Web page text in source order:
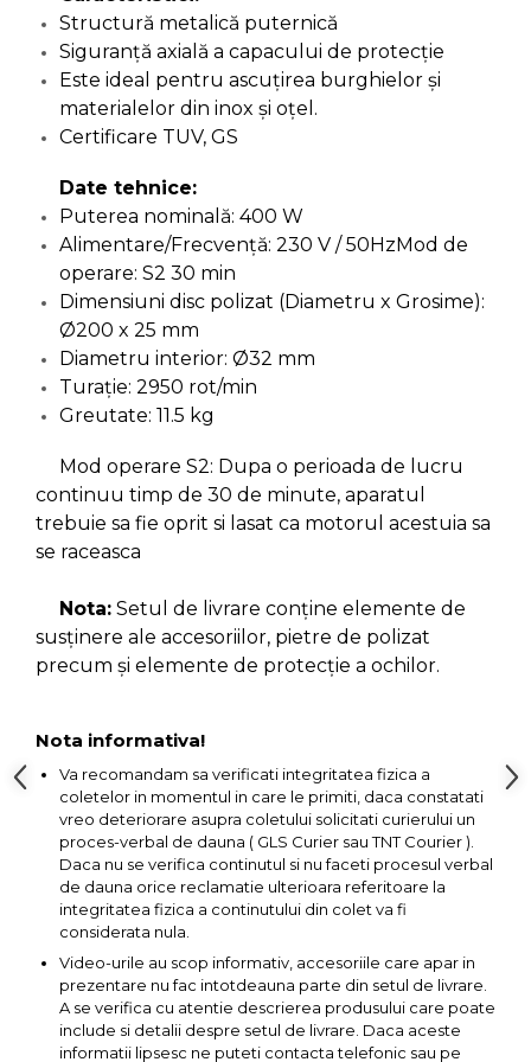
Capre & Suporti Auto
Pat Mobil Auto
Cric Hidraulic
Set / trusa chei tubulare
Chei Tubulare
Multimetru Digital
Bara Tractare Auto
(combustibil)
Presa Hidraulica Tinichigerie
Set Pentru Demontat Piulite
& Suruburi
Cabluri
Pompa transfer lichide
Cric Manual
Ulei Hidraulic
Palan
Dinamometric
Carucior Scule
Stetoscop Auto
Tester Compresie Auto
Truse reparatii anvelope
Schimbare Lichid Frana
Structură metalică puternică
Siguranță axială a capacului de protecție
Este ideal pentru ascuțirea burghielor și
materialelor din inox și oțel.
Certificare TUV, GS
Date tehnice:
Puterea nominală: 400 W
Alimentare/Frecvență: 230 V / 50HzMod de
operare: S2 30 min
Dimensiuni disc polizat (Diametru x Grosime):
Ø200 x 25 mm
Diametru interior: Ø32 mm
Turație: 2950 rot/min
Greutate: 11.5 kg
Mod operare S2: Dupa o perioada de lucru
continuu timp de 30 de minute, aparatul
trebuie sa fie oprit si lasat ca motorul acestuia sa
se raceasca
Nota: Setul de livrare conține elemente de
susținere ale accesoriilor, pietre de polizat
precum și elemente de protecție a ochilor.
Nota informativa!
Va recomandam sa verificati integritatea fizica a
coletelor in momentul in care le primiti, daca constatati
vreo deteriorare asupra coletului solicitati curierului un
proces-verbal de dauna ( GLS Curier sau TNT Courier ).
Daca nu se verifica continutul si nu faceti procesul verbal
de dauna orice reclamatie ulterioara referitoare la
integritatea fizica a continutului din colet va fi
considerata nula.
Video-urile au scop informativ, accesoriile care apar in
prezentare nu fac intotdeauna parte din setul de livrare.
A se verifica cu atentie descrierea produsului care poate
include si detalii despre setul de livrare. Daca aceste
informatii lipsesc ne puteti contacta telefonic sau pe